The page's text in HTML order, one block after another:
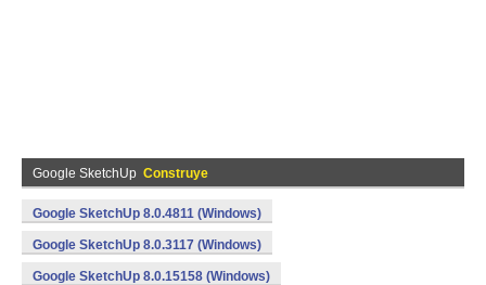
Google SketchUp Construye
Google SketchUp 8.0.4811 (Windows)
Google SketchUp 8.0.3117 (Windows)
Google SketchUp 8.0.15158 (Windows)